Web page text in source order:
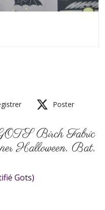
Poster
Birch Fabric
Halloween, Bat,
Gots)